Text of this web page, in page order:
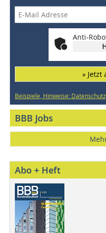
Anti-
» Jetzt
Beispiele, Hinweise:
BBB Jobs
Abo + Heft